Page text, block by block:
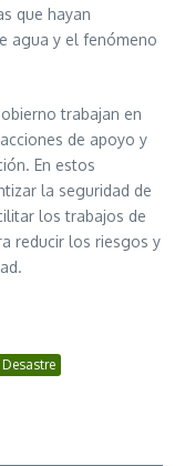
que hayan
agua y el fenómeno
trabajan en
de apoyo y
En estos
la seguridad de
los trabajos de
reducir los riesgos y
Desastre